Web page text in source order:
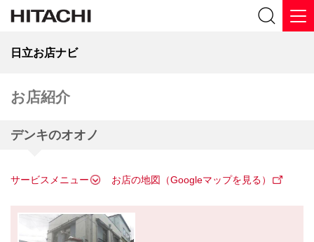
日立お店ナビ
お店紹介
デンキのオオノ
サービスメニュー お店の地図（Googleマップを見る）